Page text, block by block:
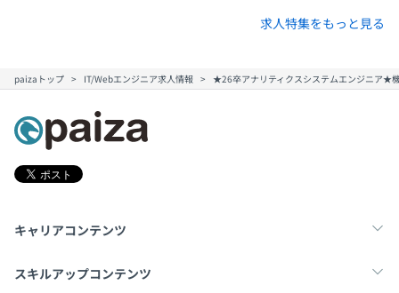
求人特集をもっと見る
paizaトップ IT/Webエンジニア求人情報 ★26卒アナリティクスシステムエンジニア★
キャリアコンテンツ
転職・キャリア
スキルアップコンテンツ